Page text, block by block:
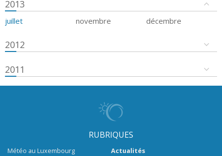
2013
juillet novembre décembre
2012
2011
RUBRIQUES
Météo au Luxembourg
Actualités